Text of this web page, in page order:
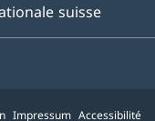
suisse
Impressum Accessibilité